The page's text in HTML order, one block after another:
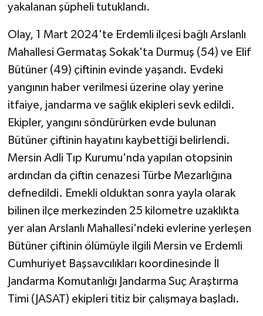
yakalanan şüpheli tutuklandı.
Olay, 1 Mart 2024'te Erdemli ilçesi bağlı Arslanlı
Mahallesi Germataş Sokak'ta Durmuş (54) ve Elif
Bütüner (49) çiftinin evinde yaşandı. Evdeki
yangının haber verilmesi üzerine olay yerine
itfaiye, jandarma ve sağlık ekipleri sevk edildi.
Ekipler, yangını söndürürken evde bulunan
Bütüner çiftinin hayatını kaybettiği belirlendi.
Mersin Adli Tıp Kurumu'nda yapılan otopsinin
ardından da çiftin cenazesi Türbe Mezarlığına
defnedildi. Emekli olduktan sonra yayla olarak
bilinen ilçe merkezinden 25 kilometre uzaklıkta
yer alan Arslanlı Mahallesi'ndeki evlerine yerleşen
Bütüner çiftinin ölümüyle ilgili Mersin ve Erdemli
Cumhuriyet Başsavcılıkları koordinesinde İl
Jandarma Komutanlığı Jandarma Suç Araştırma
Timi (JASAT) ekipleri titiz bir çalışmaya başladı.